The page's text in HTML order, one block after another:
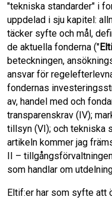
"tekniska standarder" i
uppdelad i sju kapitel:
täcker syfte och mål,
de aktuella fonderna ("
beteckningen,
ansvar för
fondernas
av, handel med och
transparenskrav (IV);
tillsyn (VI); och tekniska
artikeln kommer jag
II –
som handlar om
Eltif:er har som syfte att